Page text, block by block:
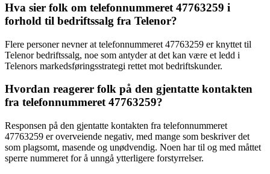
Hva sier folk om telefonnummeret 47763259 i
forhold til bedriftssalg fra Telenor?
Flere personer nevner at telefonnummeret 47763259 er knyttet til
Telenor bedriftssalg, noe som antyder at det kan være et ledd i
Telenors markedsføringsstrategi rettet mot bedriftskunder.
Hvordan reagerer folk på den gjentatte kontakten
fra telefonnummeret 47763259?
Responsen på den gjentatte kontakten fra telefonnummeret
47763259 er overveiende negativ, med mange som beskriver det
som plagsomt, masende og unødvendig. Noen har til og med måttet
sperre nummeret for å unngå ytterligere forstyrrelser.